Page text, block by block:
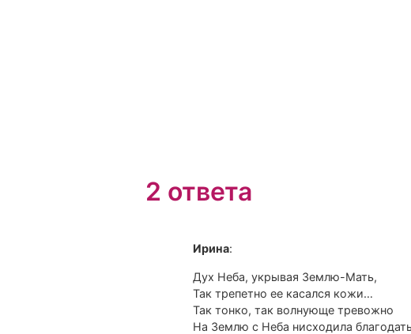
2 ответа
Ирина:
Дух Неба, укрывая Землю-Мать,
Так трепетно ее касался кожи…
Так тонко, так волнующе тревожно
На Землю с Неба нисходила